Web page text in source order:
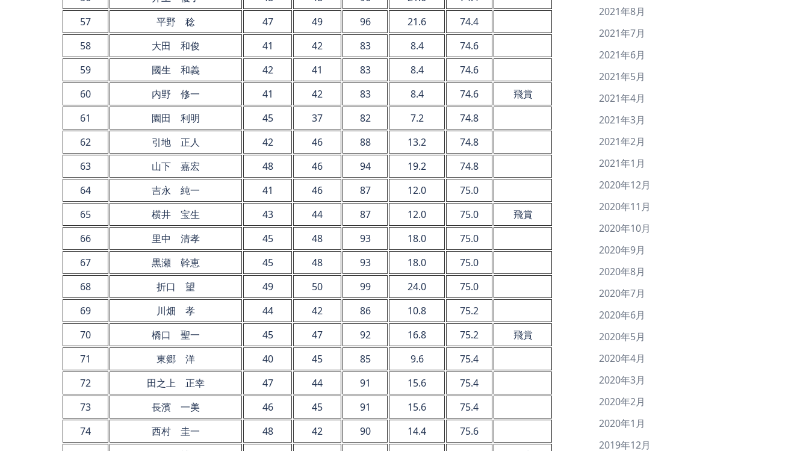
57
平野 稔 47 49 96 21.6
74.4
58
大田 和俊 41 42 83 8.4
74.6
59
國生 和義 42 41 83 8.4
74.6
60
内野 修一 41 42 83 8.4 74.6
飛賞
61
園田 利明 45 37 82 7.2
74.8
62
引地 正人 42 46 88 13.2
74.8
63
山下 嘉宏 48 46 94 19.2
74.8
64
吉永 純一 41 46 87 12.0
75.0
65
横井 宝生 43 44 87 12.0 75.0
飛賞
66
里中 清孝 45 48 93 18.0
75.0
67
黒瀬 幹恵 45 48 93 18.0
75.0
68
折口 望 49 50 99 24.0
75.0
69
川畑 孝 44 42 86 10.8
75.2
70
橋口 聖一 45 47 92 16.8 75.2
飛賞
71
東郷 洋 40 45 85 9.6
75.4
72
田之上 正幸 47 44 91 15.6
75.4
73
長濱 一美 46 45 91 15.6
75.4
74
西村 圭一 48 42 90 14.4
75.6
2021年8月
2021年7月
2021年6月
2021年5月
2021年4月
2021年3月
2021年2月
2021年1月
2020年12月
2020年11月
2020年10月
2020年9月
2020年8月
2020年7月
2020年6月
2020年5月
2020年4月
2020年3月
2020年2月
2020年1月
2019年12月